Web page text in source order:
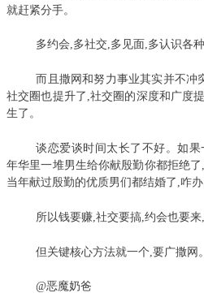
就赶紧分手。
多约会,多社交,多见面,多认识各
而且撒网和努力事业其实并不冲
社交圈也提升了,社交圈的深度和广度
生了。
谈恋爱谈时间太长了不好。如
年华里一堆男生给你献殷勤你都拒绝
当年献过殷勤的优质男们都结婚了,咋办
所以钱要赚,社交要搞,约会也要来
但关键核心方法就一个,要广撒网。
@恶魔奶爸